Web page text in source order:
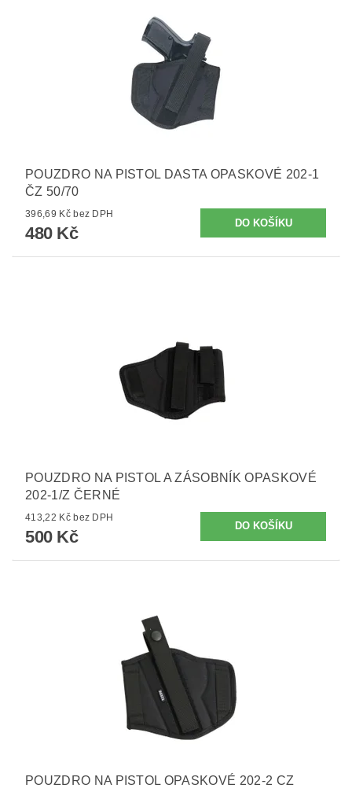
POUZDRO NA PISTOL DASTA OPASKOVÉ 202-1
ČZ 50/70
396,69 Kč bez DPH
480 Kč
POUZDRO NA PISTOL A ZÁSOBNÍK OPASKOVÉ
202-1/Z ČERNÉ
413,22 Kč bez DPH
500 Kč
POUZDRO NA PISTOL OPASKOVÉ 202-2 CZ